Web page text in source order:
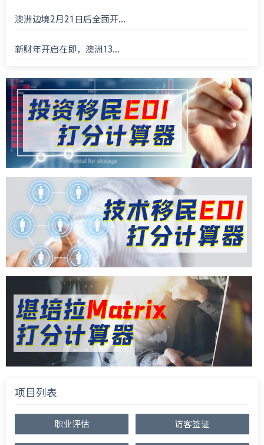
澳洲边境2月21日后全面开...
新财年开启在即，澳洲13...
项目列表
职业评估 访客签证